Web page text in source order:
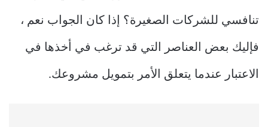
تنافسي للشركات الصغيرة؟ إذا كان الجواب نعم ،
فإليك بعض العناصر التي قد ترغب في أخذها في
الاعتبار عندما يتعلق الأمر بتمويل مشروعك.